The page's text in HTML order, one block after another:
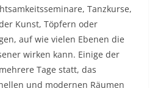
Tanzkurse,
Kunst, Töpfern oder
auf wie vielen Ebenen die
wirken kann. Einige der
Tage statt, das
und modernen Räumen